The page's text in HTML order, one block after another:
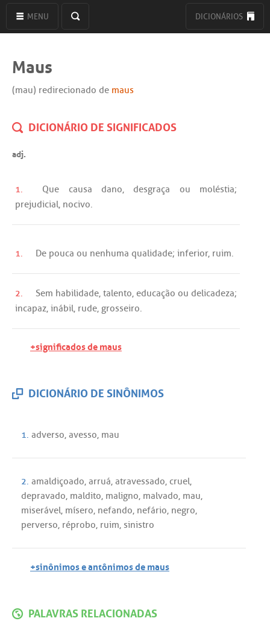
MENU DICIONÁRIOS
Maus
(mau) redirecionado de maus
DICIONÁRIO DE SIGNIFICADOS
adj.
1. Que causa dano,desgraça ou moléstia;
prejudicial, nocivo.
1. De pouca ou nenhuma qualidade; inferior, ruim.
2. Sem habilidade, talento, educação ou delicadeza;
incapaz, inábil, rude, grosseiro.
+significados de maus
DICIONÁRIO DE SINÔNIMOS
1. adverso, avesso, mau
2. amaldiçoado, arruá, atravessado, cruel,
depravado, maldito, maligno, malvado, mau,
miserável, mísero, nefando, nefário, negro,
perverso, réprobo, ruim, sinistro
+sinônimos e antônimos de maus
PALAVRAS RELACIONADAS